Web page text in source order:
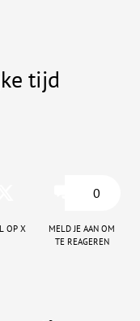
tijd
op X
0
Meld je aan om
te reageren